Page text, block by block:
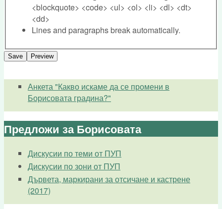
<blockquote> <code> <ul> <ol> <li> <dl> <dt>
<dd>
Lines and paragraphs break automatically.
Анкета "Какво искаме да се промени в
Борисовата градина?"
Предложи за Борисовата
Дискусии по теми от ПУП
Дискусии по зони от ПУП
Дървета, маркирани за отсичане и кастрене
(2017)